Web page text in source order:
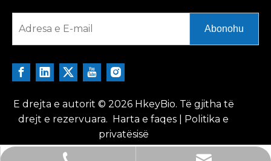
Abonohu
E drejta e autorit © 2026HkeyBio. Të gjitha të
drejt e rezervuara. Harta e faqes
Politika e
privatësisë